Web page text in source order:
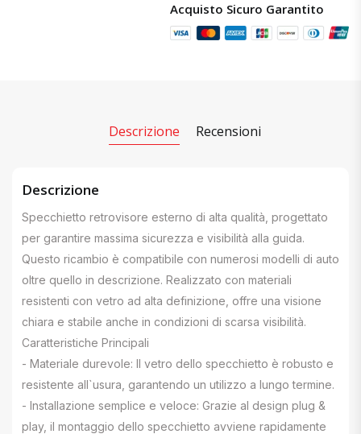
Acquisto Sicuro Garantito
Descrizione Recensioni
Descrizione
Specchietto retrovisore esterno di alta qualità, progettato
per garantire massima sicurezza e visibilità alla guida.
Questo ricambio è compatibile con numerosi modelli di auto
oltre quello in descrizione. Realizzato con materiali
resistenti con vetro ad alta definizione, offre una visione
chiara e stabile anche in condizioni di scarsa visibilità.
Caratteristiche Principali
- Materiale durevole: Il vetro dello specchietto è robusto e
resistente all`usura, garantendo un utilizzo a lungo termine.
- Installazione semplice e veloce: Grazie al design plug &
play, il montaggio dello specchietto avviene rapidamente